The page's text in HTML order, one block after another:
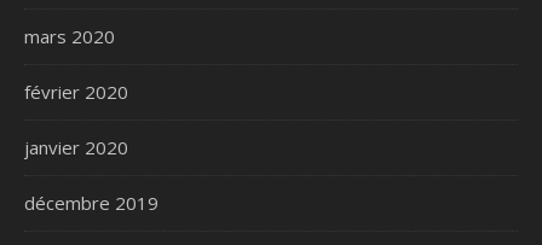
mars 2020
février 2020
janvier 2020
décembre 2019